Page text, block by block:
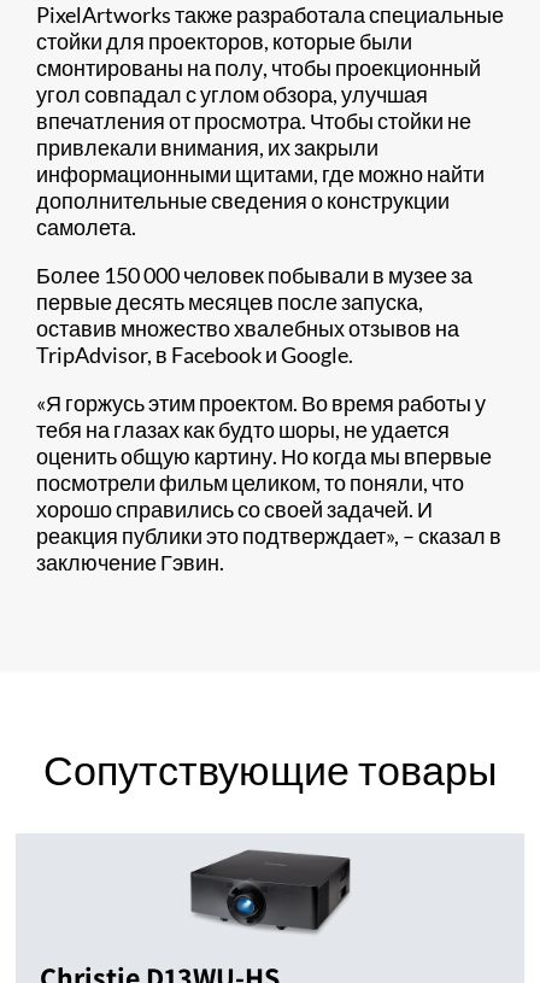
PixelArtworks также разработала специальные
стойки для проекторов, которые были
смонтированы на полу, чтобы проекционный
угол совпадал с углом обзора, улучшая
впечатления от просмотра. Чтобы стойки не
привлекали внимания, их закрыли
информационными щитами, где можно найти
дополнительные сведения о конструкции
самолета.
Более 150 000 человек побывали в музее за
первые десять месяцев после запуска,
оставив множество хвалебных отзывов на
TripAdvisor, в Facebook и Google.
«Я горжусь этим проектом. Во время работы у
тебя на глазах как будто шоры, не удается
оценить общую картину. Но когда мы впервые
посмотрели фильм целиком, то поняли, что
хорошо справились со своей задачей. И
реакция публики это подтверждает», – сказал в
заключение Гэвин.
Сопутствующие товары